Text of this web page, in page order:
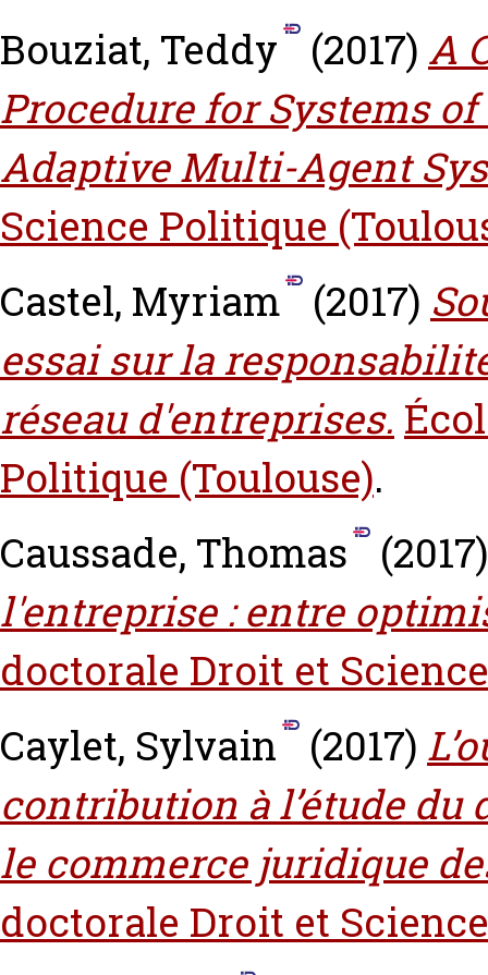
Bouziat, Teddy
(2017) A
Procedure for Systems
Adaptive Multi-Agent
Science Politique
Castel, Myriam
(2017)
essai sur la
réseau d'entreprises.
Politique (Toulouse).
Caussade, Thomas
l'entreprise : entre
doctorale Droit et
Caylet, Sylvain
(2017)
contribution à l’étude
le commerce juridique
doctorale Droit et